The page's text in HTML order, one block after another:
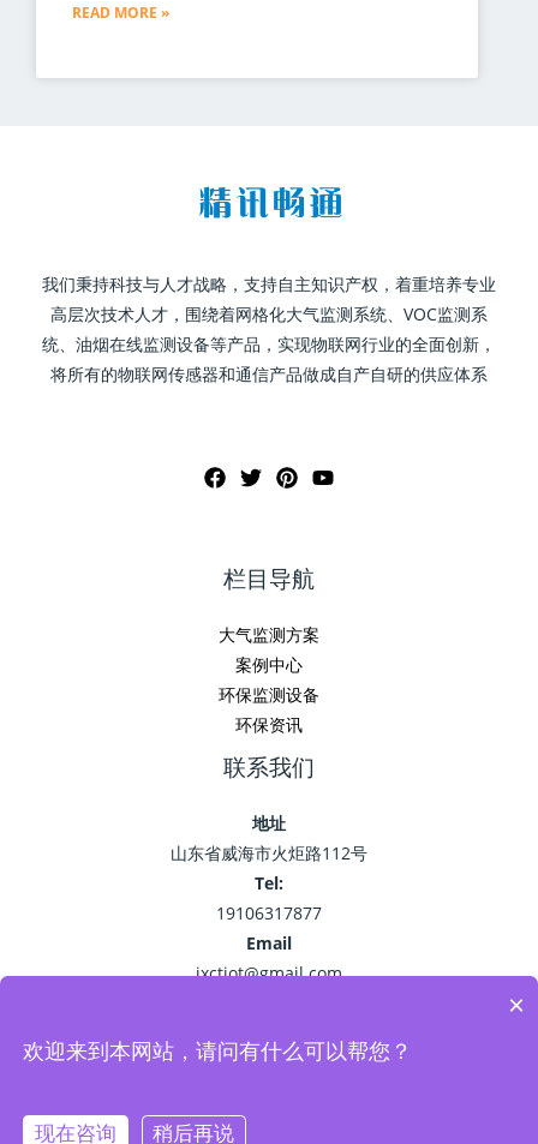
READ MORE »
我们秉持科技与人才战略，支持自主知识产权，着重培养专业
高层次技术人才，围绕着网格化大气监测系统、VOC监测系
统、油烟在线监测设备等产品，实现物联网行业的全面创新，
将所有的物联网传感器和通信产品做成自产自研的供应体系
栏目导航
大气监测方案
案例中心
环保监测设备
环保资讯
联系我们
地址
山东省威海市火炬路112号
Tel:
19106317877
Email
jxctiot@gmail.com
×
欢迎来到本网站，请问有什么可以帮您？
现在咨询 稍后再说